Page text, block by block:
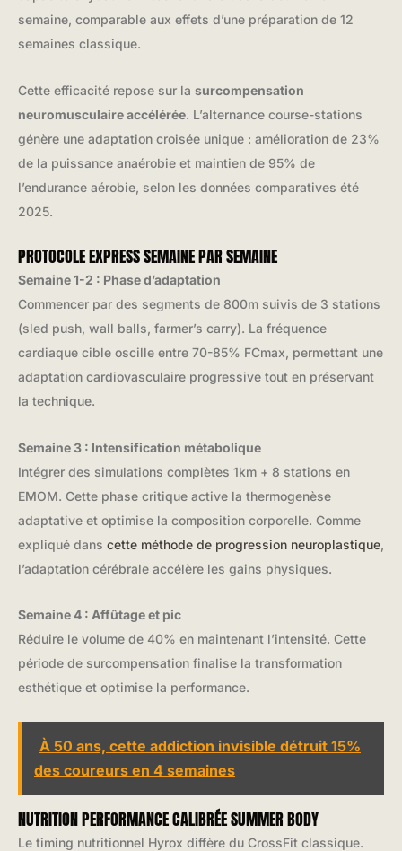
semaine, comparable aux effets d’une préparation de 12
semaines classique.
Cette efficacité repose sur la surcompensation
neuromusculaire accélérée. L’alternance course-stations
génère une adaptation croisée unique : amélioration de 23%
de la puissance anaérobie et maintien de 95% de
l’endurance aérobie, selon les données comparatives été
2025.
PROTOCOLE EXPRESS SEMAINE PAR SEMAINE
Semaine 1-2 : Phase d’adaptation
Commencer par des segments de 800m suivis de 3 stations
(sled push, wall balls, farmer’s carry). La fréquence
cardiaque cible oscille entre 70-85% FCmax, permettant une
adaptation cardiovasculaire progressive tout en préservant
la technique.
Semaine 3 : Intensification métabolique
Intégrer des simulations complètes 1km + 8 stations en
EMOM. Cette phase critique active la thermogenèse
adaptative et optimise la composition corporelle. Comme
expliqué dans cette méthode de progression neuroplastique
l’adaptation cérébrale accélère les gains physiques.
Semaine 4 : Affûtage et pic
Réduire le volume de 40% en maintenant l’intensité. Cette
période de surcompensation finalise la transformation
esthétique et optimise la performance.
À 50 ans, cette addiction invisible détruit 15%
des coureurs en 4 semaines
NUTRITION PERFORMANCE CALIBRÉE SUMMER BODY
Le timing nutritionnel Hyrox diffère du CrossFit classique.